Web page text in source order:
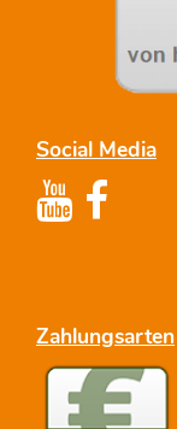
Social Media
Zahlungsarten